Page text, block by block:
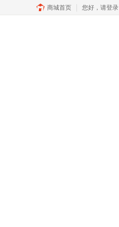
商城首页 您好， 请登录